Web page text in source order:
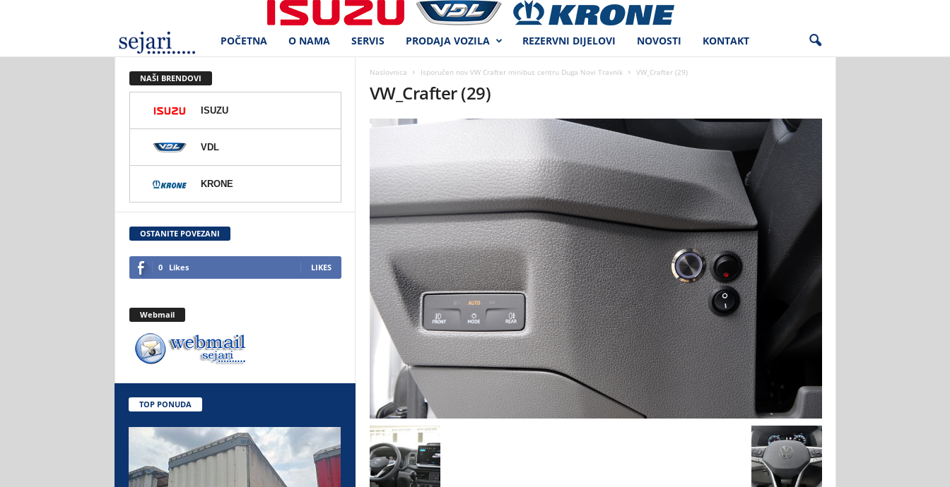
e
r
d
.
o
.
a
POČETNA O NAMA SERVIS PRODAJA VOZILA REZERVNI DIJELOVI NOVOSTI KONTAKT
Naslovnica Isporučen nov VW Crafter minibus centru Duga Novi Travnik VW_Crafter (29)
VW_Crafter (29)
NAŠI BRENDOVI
ISUZU
VDL
KRONE
OSTANITE POVEZANI
0 Likes LIKES
Webmail
TOP PONUDA